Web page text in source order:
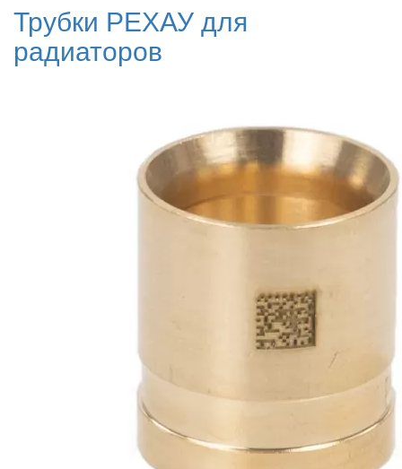
Трубки РЕХАУ для
радиаторов